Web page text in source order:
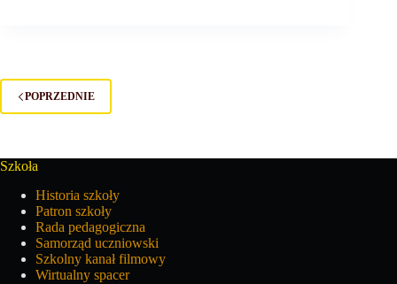
POPRZEDNIE
Szkoła
Historia szkoły
Patron szkoły
Rada pedagogiczna
Samorząd uczniowski
Szkolny kanał filmowy
Wirtualny spacer